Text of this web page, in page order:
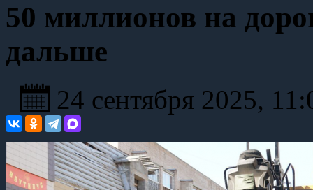
50 миллионов на
дальше
24 сентября 2025,